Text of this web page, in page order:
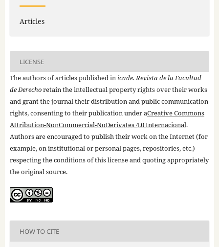
Articles
LICENSE
The authors of articles published in icade. Revista de la Facultad
de Derechoretain the intellectual property rights over their works
and grant the journal their distribution and public communication
rights, consenting to their publication under aCreative Commons
Attribution-NonCommercial-NoDerivates 4.0 Internacional.
Authors are encouraged to publish their work on the Internet (for
example, on institutional or personal pages, repositories, etc.)
respecting the conditions of this license and quoting appropriately
the original source.
HOW TO CITE